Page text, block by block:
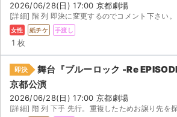
2026/06/28(日) 17:00 京都劇場
女性 紙チケ 手渡し
1 枚
即決
舞台『ブルーロック -Re
京都公演
2026/06/28(日) 17:00 京都劇場
[詳細] 階 列 下手 先行。重複したためお譲り先を